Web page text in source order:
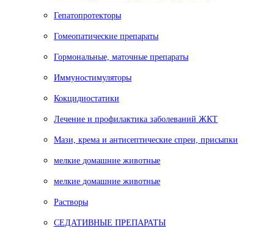
Гепатопротекторы
Гомеопатические препараты
Гормональные, маточные препараты
Иммуностимуляторы
Кокцидиостатики
Лечение и профилактика заболеваний ЖКТ
Мази, крема и антисептические спреи, присыпки
мелкие домашние животные
мелкие домашние животные
Растворы
СЕДАТИВНЫЕ ПРЕПАРАТЫ